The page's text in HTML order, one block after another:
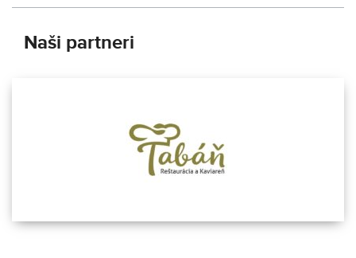
Naši partneri